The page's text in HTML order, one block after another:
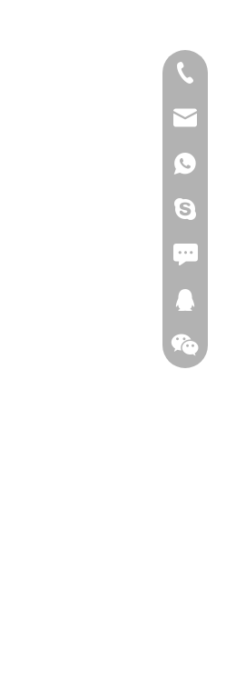
+86-
+86-
+86-
+86-
แฟกซ์: